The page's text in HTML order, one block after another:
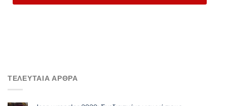
ΤΕΛΕΥΤΑΙΑ ΑΡΘΡΑ